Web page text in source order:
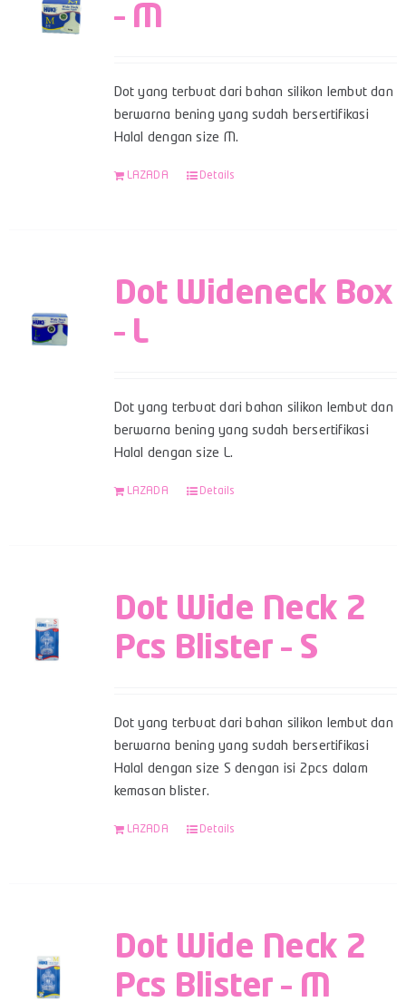
– M
Dot yang terbuat dari bahan silikon lembut dan
berwarna bening yang sudah bersertifikasi
Halal dengan size M.
LAZADA Details
Dot Wideneck Box
– L
Dot yang terbuat dari bahan silikon lembut dan
berwarna bening yang sudah bersertifikasi
Halal dengan size L.
LAZADA Details
Dot Wide Neck 2
Pcs Blister – S
Dot yang terbuat dari bahan silikon lembut dan
berwarna bening yang sudah bersertifikasi
Halal dengan size S dengan isi 2pcs dalam
kemasan blister.
LAZADA Details
Dot Wide Neck 2
Pcs Blister – M